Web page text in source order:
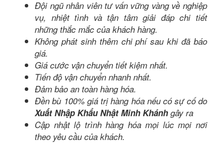
Đội ngũ nhân viên tư vấn vững vàng về nghiệp
vụ, nhiệt tình và tận tâm giải đáp chi tiết
những thắc mắc của khách hàng.
Không phát sinh thêm chi phí sau khi đã báo
giá.
Giá cước vận chuyển tiết kiệm nhất.
Tiến độ vận chuyển nhanh nhất.
Đảm bảo an toàn hàng hóa.
Đền bù 100% giá trị hàng hóa nếu có sự cố do
Xuất Nhập Khẩu Nhật Minh Khánh gây ra
Cập nhật lộ trình hàng hóa mọi lúc mọi nơi
theo yêu cầu của khách.